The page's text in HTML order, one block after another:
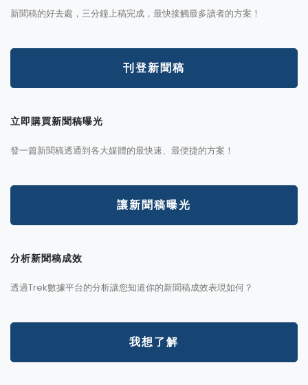
新聞稿的好去處，三分鐘上稿完成，最快接觸最多讀者的方案！
刊登新聞稿
立即購買新聞稿曝光
發一篇新聞稿透通到各大媒體的最快速、最便捷的方案！
讓新聞稿曝光
分析新聞稿成效
透過Trek數據平台的分析讓您知道你的新聞稿成效表現如何？
我想了解